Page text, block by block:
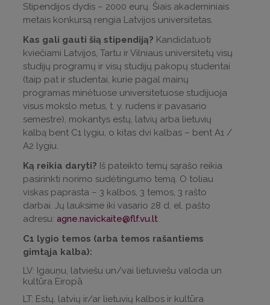
Stipendijos dydis – 2000 eurų. Šiais akademiniais
metais konkursą rengia Latvijos universitetas.
Kas gali gauti šią stipendiją? Kandidatuoti
kviečiami Latvijos, Tartu ir Vilniaus universitetų visų
studijų programų ir visų studijų pakopų studentai
(taip pat ir studentai, kurie pagal mainų
programas minėtuose universitetuose studijuoja
visus mokslo metus, t. y. rudens ir pavasario
semestre), mokantys estų, latvių arba lietuvių
kalbą bent C1 lygiu, o kitas dvi kalbas – bent A1 /
A2 lygiu.
Ką reikia daryti? Iš pateikto temų sąrašo reikia
pasirinkti norimo sudėtingumo temą. O toliau
viskas paprasta – 3 kalbos, 3 temos, 3 rašto
darbai. Jų lauksime iki vasario 28 d. el. pašto
adresu: agne.navickaite@flf.vu.lt.
C1 lygio temos (arba temos rašantiems
gimtąja kalba):
LV: Igauņu, latviešu un/vai lietuviešu valoda un
kultūra Eiropā
LT: Estų, latvių ir/ar lietuvių kalbos ir kultūra